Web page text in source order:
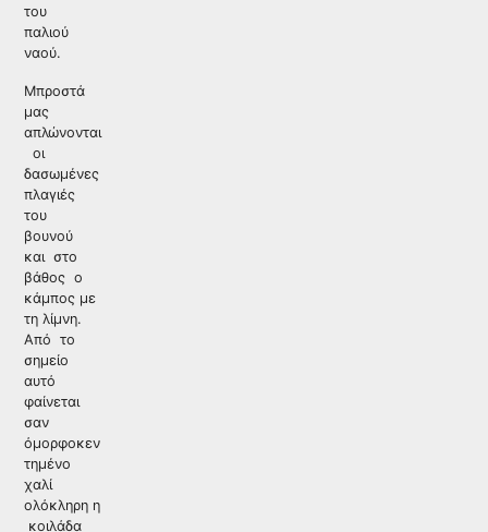
του
παλιού
ναού.
Μπροστά
μας
απλώνονται
οι
δασωμένες
πλαγιές
του
βουνού
και στο
βάθος ο
κάμπος με
τη λίμνη.
Από το
σημείο
αυτό
φαίνεται
σαν
όμορφοκεν
τημένο
χαλί
ολόκληρη η
κοιλάδα